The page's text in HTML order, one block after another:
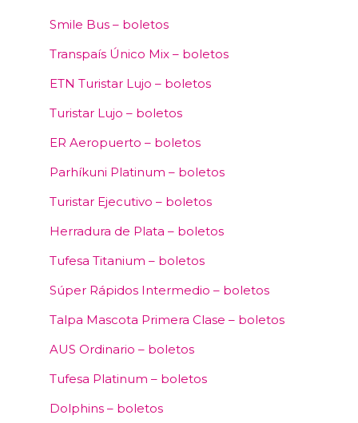
Smile Bus – boletos
Transpaís Único Mix – boletos
ETN Turistar Lujo – boletos
Turistar Lujo – boletos
ER Aeropuerto – boletos
Parhíkuni Platinum – boletos
Turistar Ejecutivo – boletos
Herradura de Plata – boletos
Tufesa Titanium – boletos
Súper Rápidos Intermedio – boletos
Talpa Mascota Primera Clase – boletos
AUS Ordinario – boletos
Tufesa Platinum – boletos
Dolphins – boletos